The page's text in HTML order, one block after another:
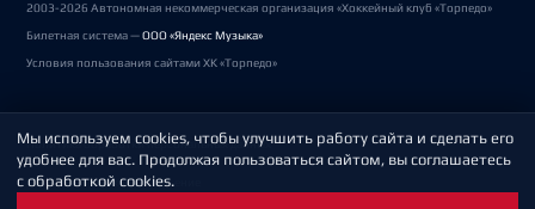
2003-2026 Автономная некоммерческая организация «Хоккейный клуб «Торпедо»
Билетная система —ООО «Яндекс Музыка»
Условия пользования сайтами ХК «Торпедо»
Политика обработки персональных данных
Пользовательское соглашение
Мы используем cookies, чтобы улучшить работу сайта и сделать его
удобнее для вас. Продолжая пользоваться сайтом, вы соглашаетесь
с обработкой cookies.